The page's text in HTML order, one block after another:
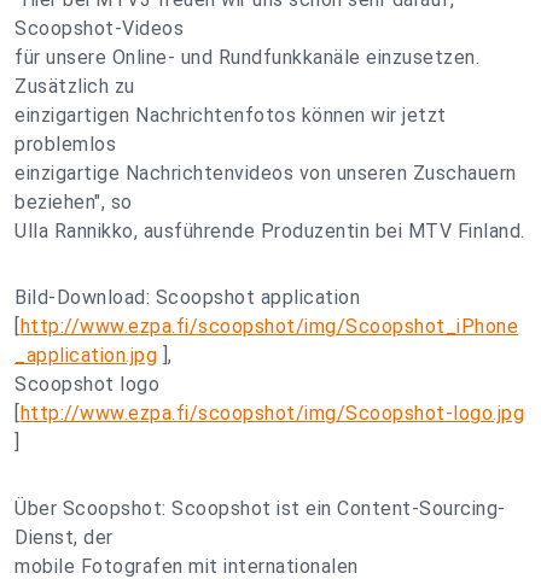
Scoopshot-Videos
für unsere Online- und Rundfunkkanäle einzusetzen.
Zusätzlich zu
einzigartigen Nachrichtenfotos können wir jetzt
problemlos
einzigartige Nachrichtenvideos von unseren Zuschauern
beziehen", so
Ulla Rannikko, ausführende Produzentin bei MTV Finland.
Bild-Download: Scoopshot application
[http://www.ezpa.fi/scoopshot/img/Scoopshot_iPhone
_application.jpg ],
Scoopshot logo
[http://www.ezpa.fi/scoopshot/img/Scoopshot-logo.jpg
]
Über Scoopshot: Scoopshot ist ein Content-Sourcing-
Dienst, der
mobile Fotografen mit internationalen